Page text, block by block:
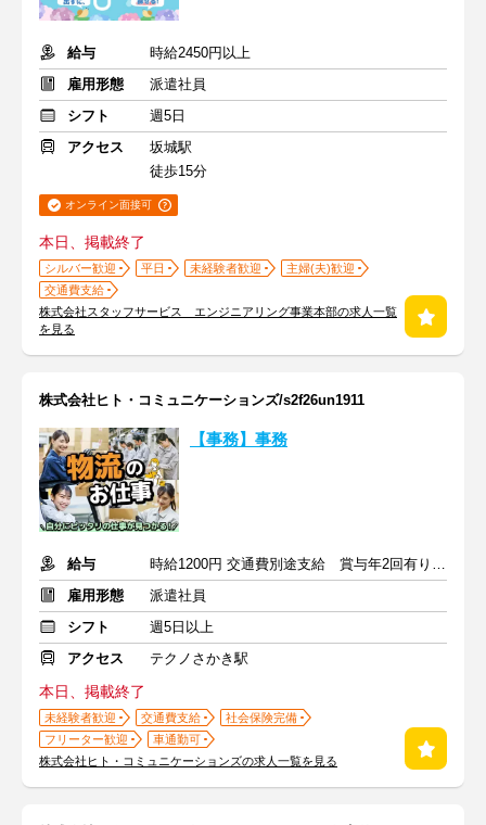
給与
時給2450円以上
雇用形態
派遣社員
シフト
週5日
アクセス
坂城駅
徒歩15分
オンライン面接可
本日、掲載終了
シルバー歓迎 平日 未経験者歓迎
主婦(夫)歓迎
交通費支給
株式会社スタッフサービス エンジニアリング事業本部の求人一覧
を見る
株式会社ヒト・コミュニケーションズ/s2f26un1911
【事務】事務
給与
時給1200円 交通費別途支給 賞与年2回有り 退職金制度有
雇用形態
派遣社員
シフト
週5日以上
アクセス
テクノさかき駅
本日、掲載終了
未経験者歓迎 交通費支給
社会保険完備
フリーター歓迎
車通勤可
株式会社ヒト・コミュニケーションズの求人一覧を見る